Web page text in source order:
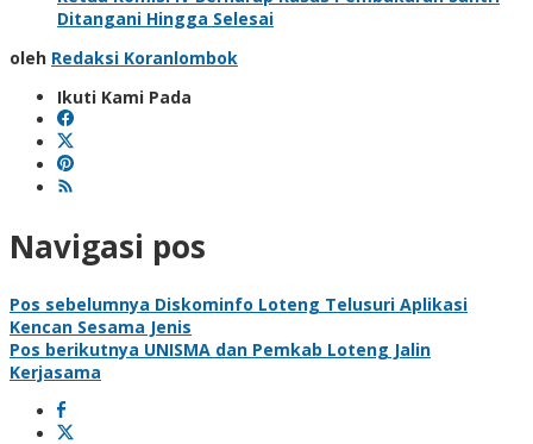
Ditangani Hingga Selesai
oleh Redaksi Koranlombok
Ikuti Kami Pada
Navigasi pos
Pos sebelumnya Diskominfo Loteng Telusuri Aplikasi
Kencan Sesama Jenis
Pos berikutnya UNISMA dan Pemkab Loteng Jalin
Kerjasama